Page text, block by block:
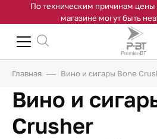
По техническим причинам цены
магазине могут быть
Главная Вино и сигары Bone
Вино и
Crusher